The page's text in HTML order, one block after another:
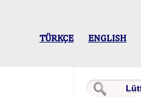
TÜRKÇE ENGLISH